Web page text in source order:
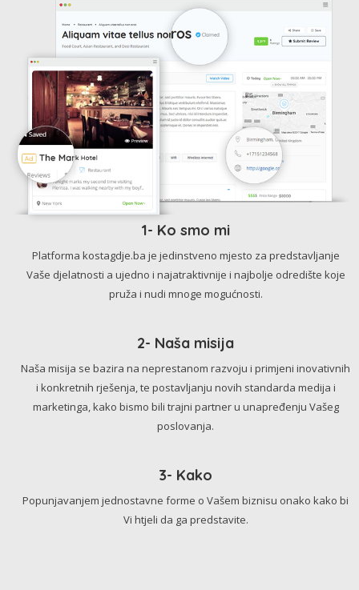
1- Ko smo mi
Platforma kostagdje.ba je jedinstveno mjesto za predstavljanje
Vaše djelatnosti a ujedno i najatraktivnije i najbolje odredište koje
pruža i nudi mnoge mogućnosti.
2- Naša misija
Naša misija se bazira na neprestanom razvoju i primjeni inovativnih
i konkretnih rješenja, te postavljanju novih standarda medija i
marketinga, kako bismo bili trajni partner u unapređenju Vašeg
poslovanja.
3- Kako
Popunjavanjem jednostavne forme o Vašem biznisu onako kako bi
Vi htjeli da ga predstavite.